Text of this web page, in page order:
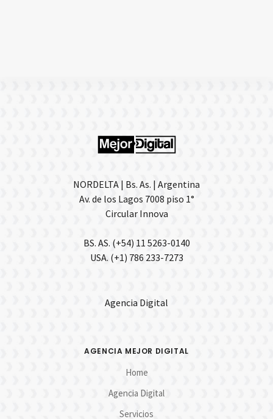
NORDELTA | Bs. As. | Argentina
Av. de los Lagos 7008 piso 1°
Circular Innova
BS. AS. (+54) 11 5263-0140
USA. (+1) 786 233-7273
Agencia Digital
AGENCIA MEJOR DIGITAL
Home
Agencia Digital
Servicios